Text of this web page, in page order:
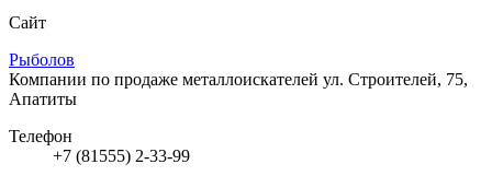
Сайт
Рыболов
Компании по продаже металлоискателей ул. Строителей, 75,
Апатиты
Телефон
+7 (81555) 2-33-99